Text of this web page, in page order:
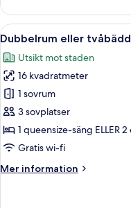
-
balkong
Öppna
alla
foton
för
Dubbelrum
eller
tvåbäddsrum
-
12
Dubbelrum eller
Utsikt mot staden
16 kvadratmeter
1 sovrum
3 sovplatser
1 queensize-säng ELLER
Gratis wi-fi
Mer information
Mer